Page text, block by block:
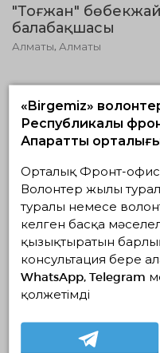
"Тоғжан" бөбекжай
балабақшасы
Алматы, Алматы
Отдел внутренней
политики
Ақмола облысы, Демо
«Birgemiz»
Республикалық
Ақпараттық
Орталық Фронт-офис
Волонтер жылы
туралы немесе
келген басқа
қызықтыратын
консультация бере
WhatsApp, Telegram
қолжетімді